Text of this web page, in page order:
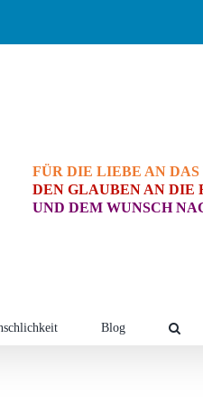
FÜR DIE LIEBE AN
DEN GLAUBEN AN DIE
UND DEM WUNSCH
Blog